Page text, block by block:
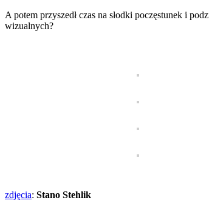
A potem przyszedł czas na słodki poczęstunek i
wizualnych?
zdjęcia: Stano Stehlik